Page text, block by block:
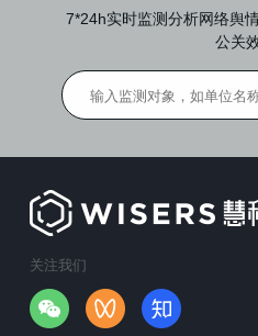
7*24h实时监测分析网络舆
公关
关注我们